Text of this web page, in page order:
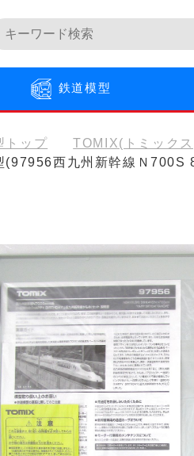
鉄道模型
トップ TOMIX(トミック
(97956西九州新幹線Ｎ700S